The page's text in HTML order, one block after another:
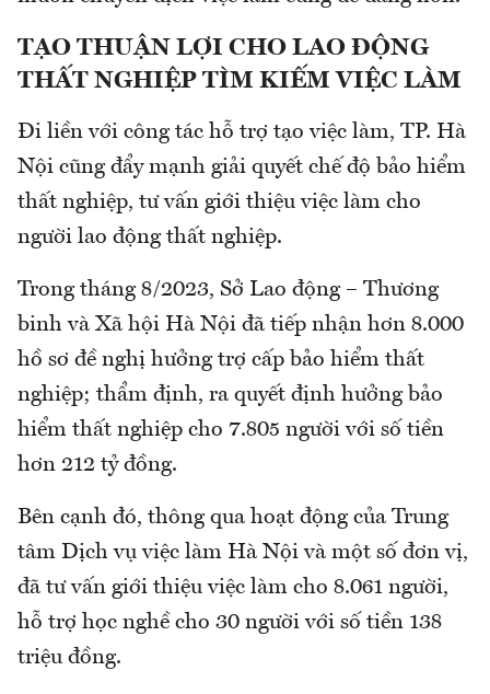
TẠO THUẬN LỢI CHO LAO ĐỘNG
THẤT NGHIỆP TÌM KIẾM VIỆC LÀM
Đi liền với công tác hỗ trợ tạo việc làm, TP. Hà
Nội cũng đẩy mạnh giải quyết chế độ bảo hiểm
thất nghiệp, tư vấn giới thiệu việc làm cho
người lao động thất nghiệp.
Trong tháng 8/2023, Sở Lao động – Thương
binh và Xã hội Hà Nội đã tiếp nhận hơn 8.000
hồ sơ đề nghị hưởng trợ cấp bảo hiểm thất
nghiệp; thẩm định, ra quyết định hưởng bảo
hiểm thất nghiệp cho 7.805 người với số tiền
hơn 212 tỷ đồng.
Bên cạnh đó, thông qua hoạt động của Trung
tâm Dịch vụ việc làm Hà Nội và một số đơn vị,
đã tư vấn giới thiệu việc làm cho 8.061 người,
hỗ trợ học nghề cho 30 người với số tiền 138
triệu đồng.